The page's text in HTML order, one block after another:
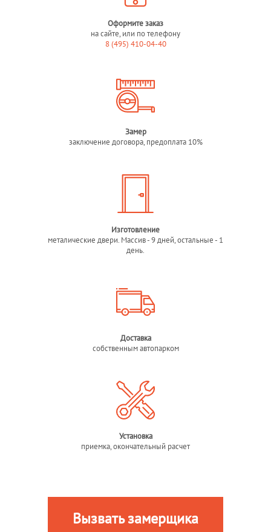
Оформите заказ
на сайте, или по телефону
8 (495) 410-04-40
Замер
заключение договора, предоплата 10%
Изготовление
металические двери. Массив - 9 дней, остальные - 1
день.
Доставка
собственным автопарком
Установка
приемка, окончательный расчет
Вызвать замерщика